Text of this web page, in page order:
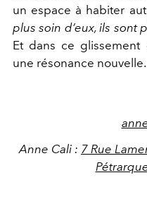
un espace à habiter
plus soin d’eux, ils sont
Et dans ce glissement
une résonance nouvelle.
Anne Cali : 7 Rue